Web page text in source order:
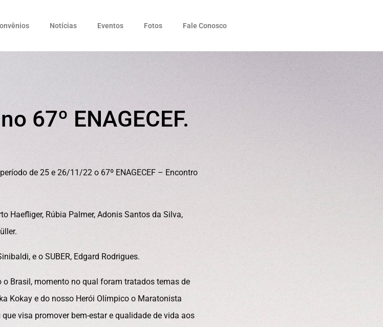
Notícias Eventos Fotos Fale Conosco
67º ENAGECEF.
de 25 e 26/11/22 o 67º ENAGECEF – Encontro
Haefliger, Rúbia Palmer, Adonis Santos da Silva,
e o SUBER, Edgard Rodrigues.
Brasil, momento no qual foram tratados temas de
Kokay e do nosso Herói Olímpico o Maratonista
visa promover bem-estar e qualidade de vida aos